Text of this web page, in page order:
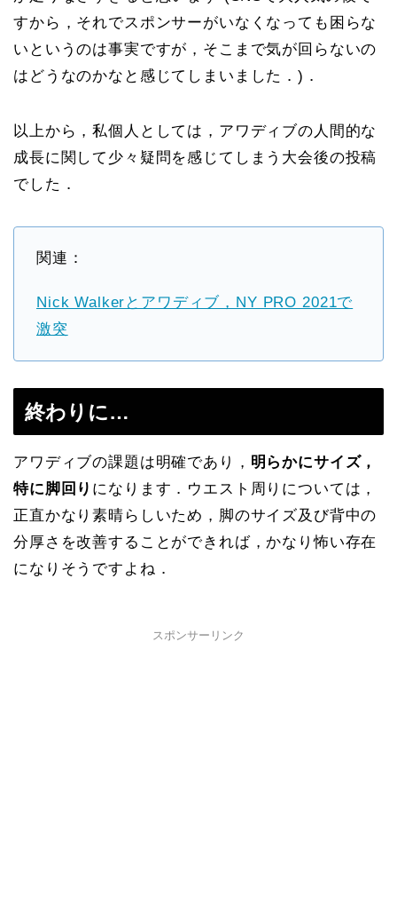
すから，それでスポンサーがいなくなっても困らな
いというのは事実ですが，そこまで気が回らないの
はどうなのかなと感じてしまいました．)．
以上から，私個人としては，アワディブの人間的な
成長に関して少々疑問を感じてしまう大会後の投稿
でした．
関連：
Nick Walkerとアワディブ，NY PRO 2021で
激突
終わりに…
アワディブの課題は明確であり， 明らかにサイズ，
特に脚回り になります．ウエスト周りについては，
正直かなり素晴らしいため，脚のサイズ及び背中の
分厚さを改善することができれば，かなり怖い存在
になりそうですよね．
スポンサーリンク